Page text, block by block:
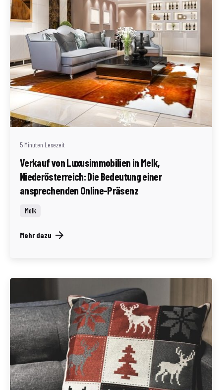
Geschrieben von
Redaktion Immofragen Bezirke: Mistelbach + Melk
5 Minuten Lesezeit
Verkauf von Luxusimmobilien in Melk,
Niederösterreich: Die Bedeutung einer
ansprechenden Online-Präsenz
Melk
Mehr dazu